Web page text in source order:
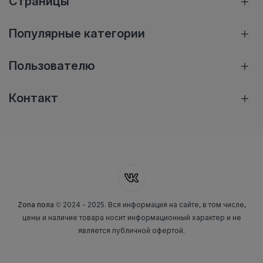
Популярные категории
Пользователю
Контакт
Zona пола © 2024 - 2025. Вся информация на сайте, в том числе,
цены и наличие товара носит информационный характер и не
является публичной офертой.